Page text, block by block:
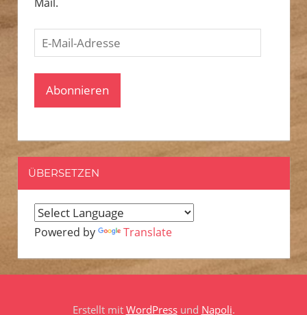
E-
Mail-
Adresse
Abonnieren
ÜBERSETZEN
Powered by Translate
Erstellt mit WordPressund Napoli.